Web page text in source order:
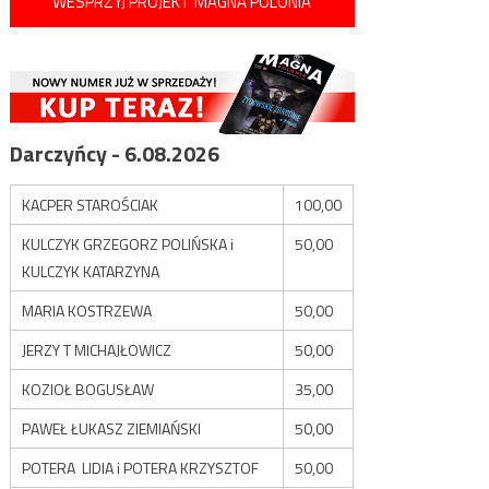
Darczyńcy - 6.08.2026
KACPER STAROŚCIAK
100,00
KULCZYK GRZEGORZ POLIŃSKA i
KULCZYK KATARZYNA
50,00
MARIA KOSTRZEWA
50,00
JERZY T MICHAJŁOWICZ
50,00
KOZIOŁ BOGUSŁAW
35,00
PAWEŁ ŁUKASZ ZIEMIAŃSKI
50,00
POTERA LIDIA i POTERA KRZYSZTOF
50,00